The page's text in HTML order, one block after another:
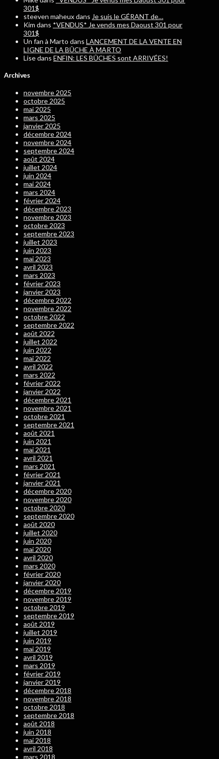
301$
steeven maheuxdans Je suis le GÉRANT de…
Kim dans *VENDUS* Je vends mes Daoust 301 pour
301$
Un fan à Marto dans LANCEMENT DE LA VENTE EN
LIGNE DE LA BÛCHE À MARTO
Lisedans ENFIN: LES BÛCHES sont ARRIVÉES!
Archives
novembre 2025
octobre 2025
mai 2025
mars 2025
janvier 2025
décembre 2024
novembre 2024
septembre 2024
août 2024
juillet 2024
juin 2024
mai 2024
mars 2024
février 2024
décembre 2023
novembre 2023
octobre 2023
septembre 2023
juillet 2023
juin 2023
mai 2023
avril 2023
mars 2023
février 2023
janvier 2023
décembre 2022
novembre 2022
octobre 2022
septembre 2022
août 2022
juillet 2022
juin 2022
mai 2022
avril 2022
mars 2022
février 2022
janvier 2022
décembre 2021
novembre 2021
octobre 2021
septembre 2021
août 2021
juin 2021
mai 2021
avril 2021
mars 2021
février 2021
janvier 2021
décembre 2020
novembre 2020
octobre 2020
septembre 2020
août 2020
juillet 2020
juin 2020
mai 2020
avril 2020
mars 2020
février 2020
janvier 2020
décembre 2019
novembre 2019
octobre 2019
septembre 2019
août 2019
juillet 2019
juin 2019
mai 2019
avril 2019
mars 2019
février 2019
janvier 2019
décembre 2018
novembre 2018
octobre 2018
septembre 2018
août 2018
juin 2018
mai 2018
avril 2018
mars 2018